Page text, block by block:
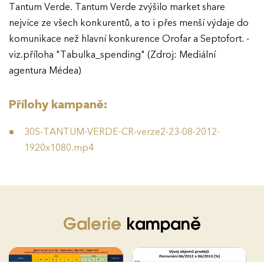
Tantum Verde. Tantum Verde zvýšilo market share
nejvíce ze všech konkurentů, a to i přes menší výdaje do
komunikace než hlavní konkurence Orofar a Septofort. -
viz.příloha "Tabulka_spending" (Zdroj: Mediální
agentura Médea)
Přílohy kampaně:
30S-TANTUM-VERDE-CR-verze2-23-08-2012-
1920x1080.mp4
Galerie kampaně